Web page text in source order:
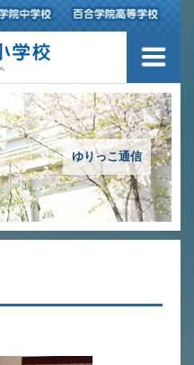
ゆりっこ通信
の豊かさ・沿革
紹介
セスマップ
紹介
ールバス運行
の特色